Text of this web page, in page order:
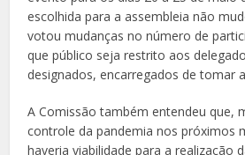
escolhida para a assembleia não
votou mudanças no número de
que público seja restrito aos
designados, encarregados de tomar
A Comissão também entendeu que,
controle da pandemia nos próximos
haveria viabilidade para a realização